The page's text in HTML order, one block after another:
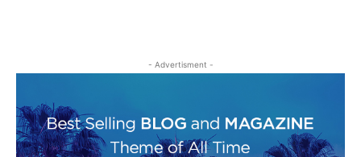
- Advertisment -